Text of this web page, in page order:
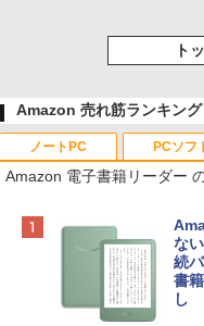
ト
Amazon 売れ筋ランキング
ノートPC
プ
e
ina
リ
PCソフ
定
イ
ラ
生
￥
Amazon 電子書籍リーダー
な
続
書
し